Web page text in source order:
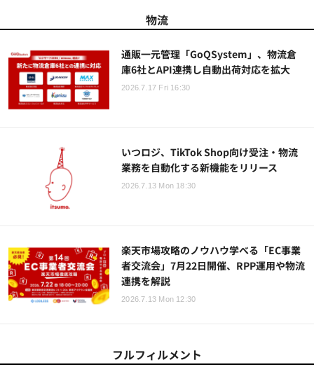
物流
通販一元管理「GoQSystem」、物流倉
庫6社とAPI連携し自動出荷対応を拡大
2026.7.17 Fri 16:30
いつロジ、TikTok Shop向け受注・物流
業務を自動化する新機能をリリース
2026.7.13 Mon 18:30
楽天市場攻略のノウハウ学べる「EC事業
者交流会」7月22日開催、RPP運用や物流
連携を解説
2026.7.13 Mon 12:30
フルフィルメント